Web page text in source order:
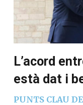
L’acord
està dat i
PUNTS CLAU